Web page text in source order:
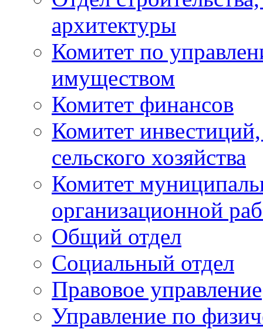
архитектуры
Комитет по
имуществом
Комитет финансов
Комитет
сельского хозяйства
Комитет
организационной
Общий отдел
Социальный отдел
Правовое управление
Управление по